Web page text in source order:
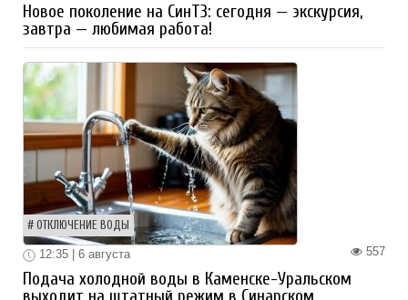
Новое поколение на СинТЗ: сегодня — экскурсия,
завтра — любимая работа!
ОТКЛЮЧЕНИЕ ВОДЫ
557
12:35 | 6 августа
Подача холодной воды в Каменске-Уральском
выходит на штатный режим в Синарском